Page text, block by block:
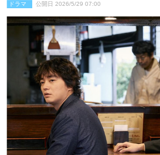
ドラマ 公開日 2026/5/29 07:00